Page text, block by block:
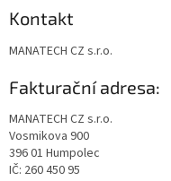
Kontakt
MANATECH CZ s.r.o.
Fakturační adresa:
MANATECH CZ s.r.o.
Vosmikova 900
396 01 Humpolec
IČ: 260 450 95